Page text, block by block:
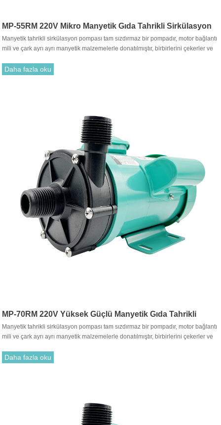
MP-55RM 220V Mikro Manyetik Gıda Tahrikli Sirkülasyon
Pompası
Manyetik tahrikli sirkülasyon pompası tam sızdırmaz bir pompadır, motor bağlantı
mili ve çark ayrı ayrı manyetik malzemelerle donatılmıştır, birbirlerini çekerler ve
dönüşü, tahrik mıknatısı ile tahrik mıknatısı arasındaki çekim yoluyla dönmesi için
Daha fazla oku
MP-70RM 220V Yüksek Güçlü Manyetik Gıda Tahrikli
Sirkülasyon Pompası
Manyetik tahrikli sirkülasyon pompası tam sızdırmaz bir pompadır, motor bağlantı
mili ve çark ayrı ayrı manyetik malzemelerle donatılmıştır, birbirlerini çekerler ve
dönüşü, tahrik mıknatısı ile tahrik mıknatısı arasındaki çekim yoluyla dönmesi için
Daha fazla oku